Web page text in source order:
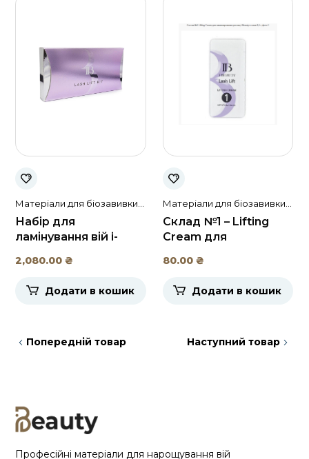
Матеріали для біозавивки
та ламінування вій i-beauty
Набір для
ламінування вій i-
2,080.00₴
Додати в кошик
Матеріали для біозавивки
та ламінування вій i-beauty
Склад №1 – Lifting
Cream для
саші (0,5г.), i-Beauty
80.00 ₴
Додати в кошик
Попередній товар Наступний товар
Професійні матеріали для нарощування вій